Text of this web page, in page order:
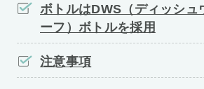
ボトルはDWS（ディッシュ
ーフ）ボトルを採用
注意事項